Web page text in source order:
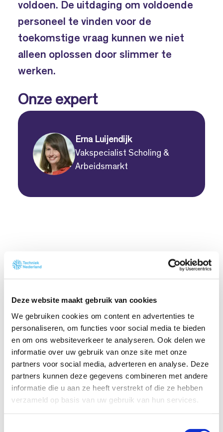
Deze website maakt gebruik van cookies
We gebruiken cookies om content en advertenties te
personaliseren, om functies voor social media te bieden
en om ons websiteverkeer te analyseren. Ook delen we
informatie over uw gebruik van onze site met onze
partners voor social media, adverteren en analyse. Deze
partners kunnen deze gegevens combineren met andere
informatie die u aan ze heeft verstrekt of die ze hebben
verzameld op basis van uw gebruik van hun services.
voldoen. De uitdaging om voldoende
personeel te vinden voor de
toekomstige vraag kunnen we niet
alleen oplossen door slimmer te
werken.
Onze expert
Erna Luijendijk
Vakspecialist Scholing &
Arbeidsmarkt
Pilot regeling kennismigranten
Ons standpunt
De uitdaging om voldoende personeel te vinden
voor de uitdagingen, kunnen we niet alleen
bereiken met het huidige arbeidspotentieel in
Nederland of met slimmer werken. Techniek
Nederland pleit daarom voor het aanpassen van